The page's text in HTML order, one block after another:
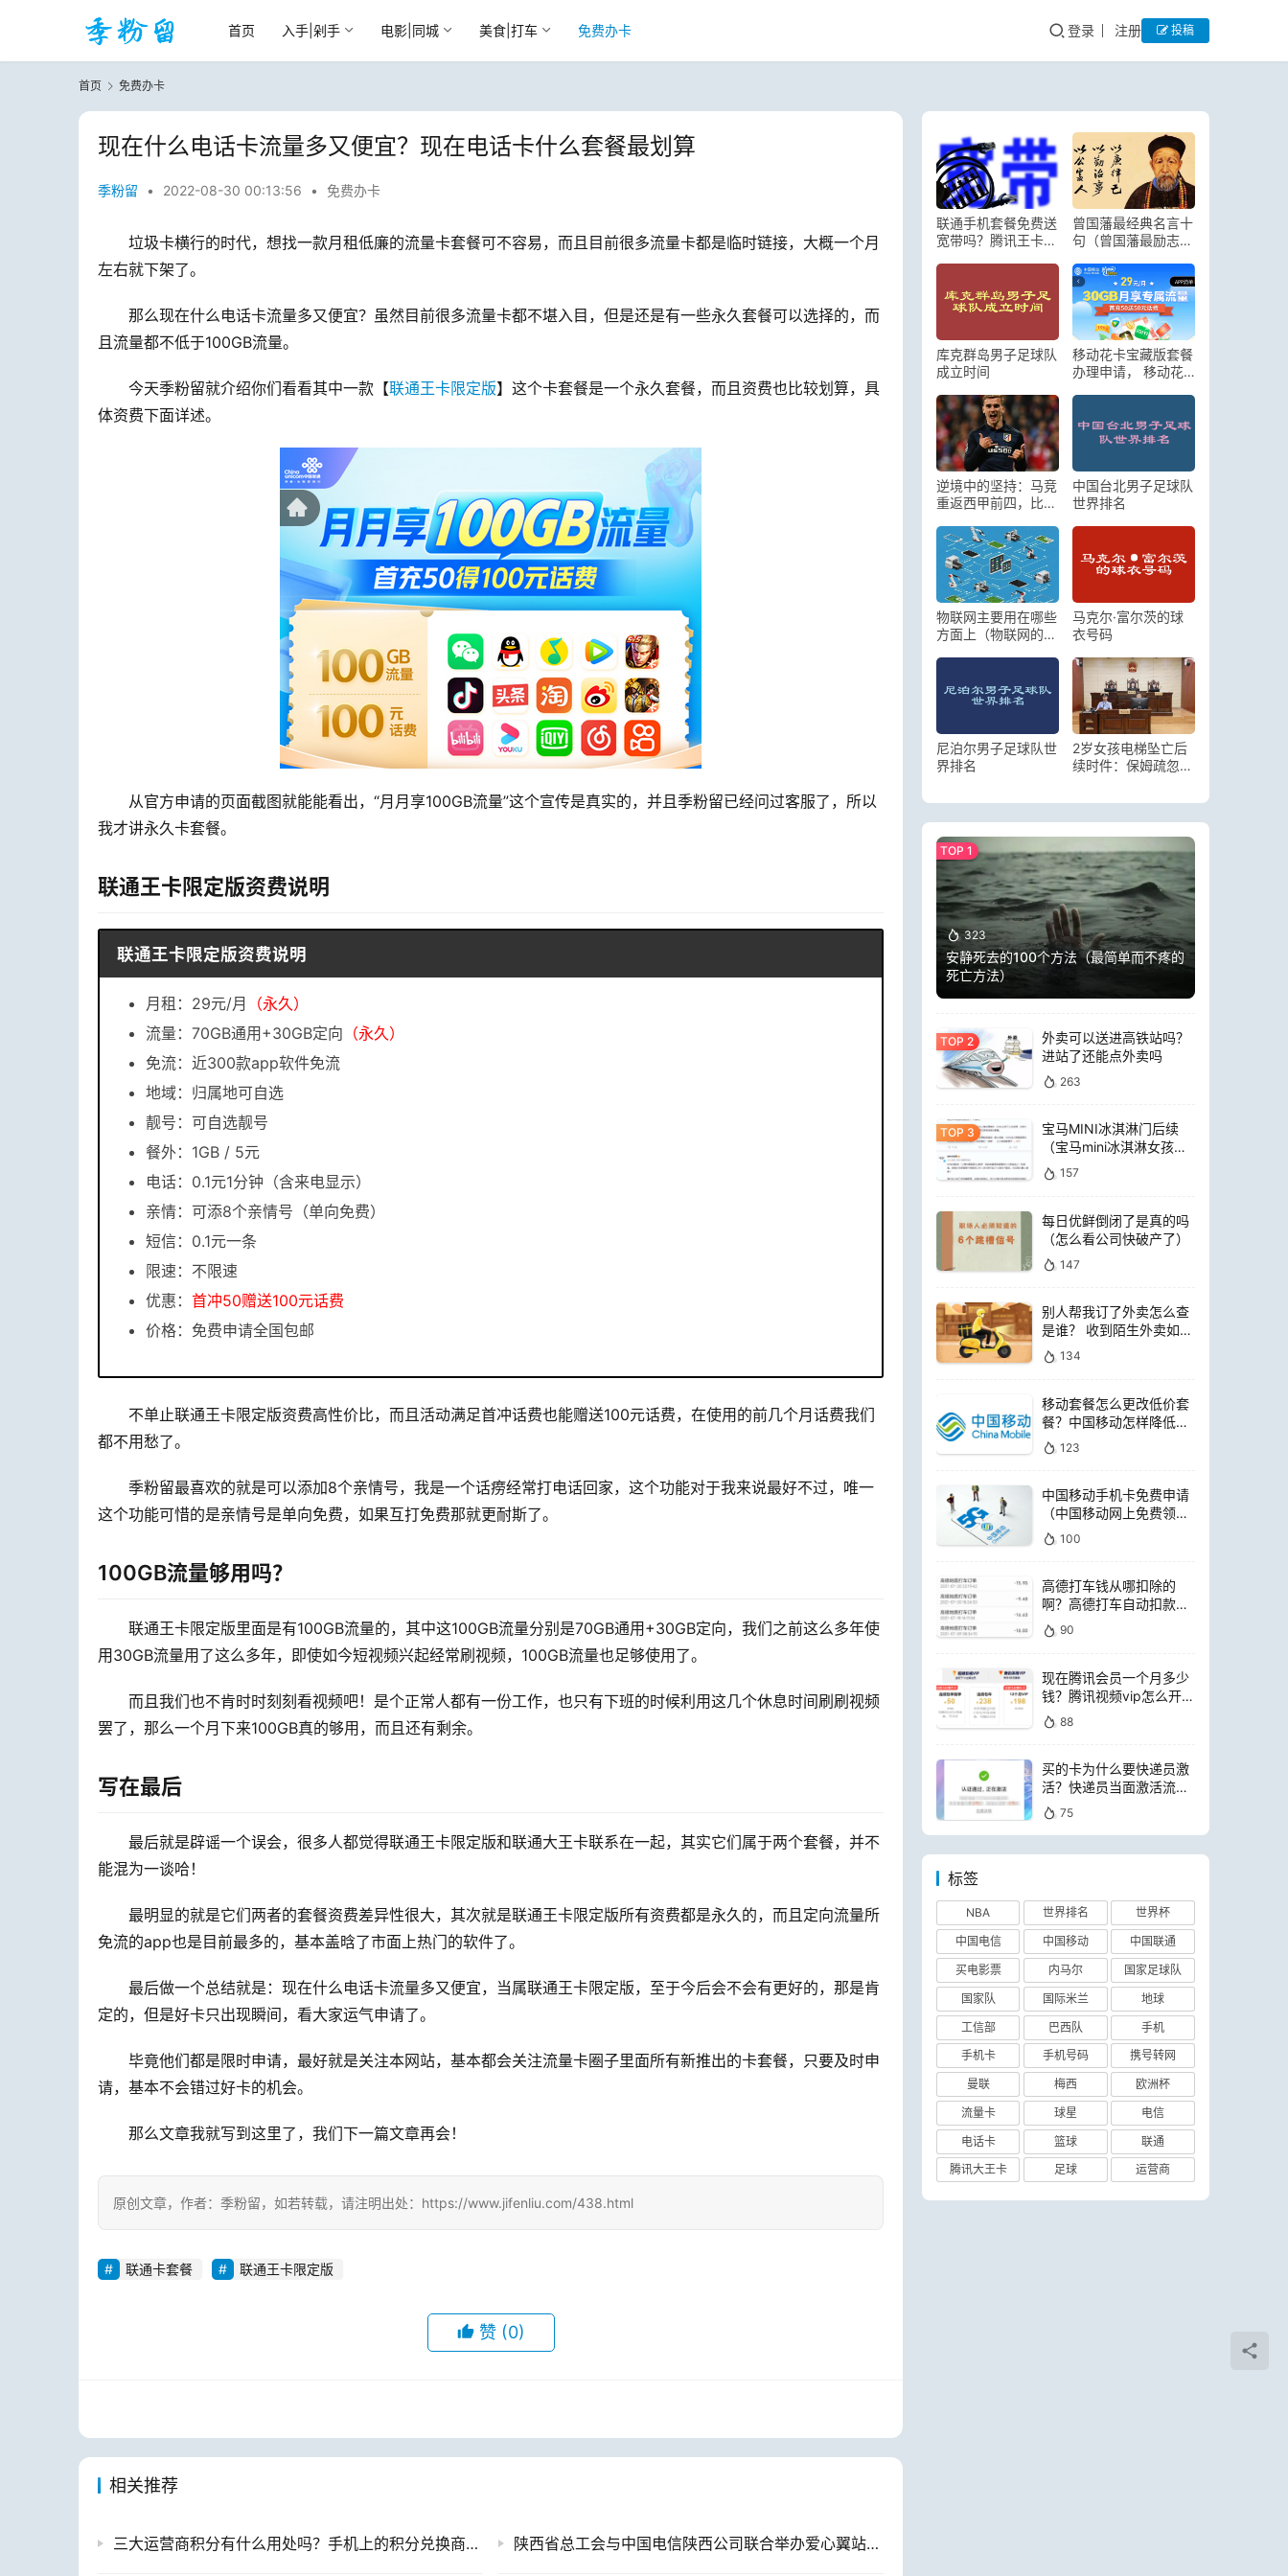
首页 入手|剁手 电影|同城 美食|打车 免费办卡 登录 注册 投稿
首页 免费办卡
现在什么电话卡流量多又便宜？现在电话卡什么套餐最划算
季粉留 • 2022-08-30 00:13:56 • 免费办卡
垃圾卡横行的时代，想找一款月租低廉的流量卡套餐可不容易，而且目前很多流量卡都是临时链接，大概一个月
左右就下架了。
那么现在什么电话卡流量多又便宜？虽然目前很多流量卡都不堪入目，但是还是有一些永久套餐可以选择的，而
且流量都不低于100GB流量。
今天季粉留就介绍你们看看其中一款【联通王卡限定版】这个卡套餐是一个永久套餐，而且资费也比较划算，具
体资费下面详述。
从官方申请的页面截图就能能看出，“月月享100GB流量”这个宣传是真实的，并且季粉留已经问过客服了，所以
我才讲永久卡套餐。
联通王卡限定版资费说明
联通王卡限定版资费说明
月租：29元/月 （永久）
流量：70GB通用+30GB定向 （永久）
免流：近300款app软件免流
地域：归属地可自选
靓号：可自选靓号
餐外：1GB / 5元
电话：0.1元1分钟（含来电显示）
亲情：可添8个亲情号（单向免费）
短信：0.1元一条
限速：不限速
优惠： 首冲50赠送100元话费
价格：免费申请全国包邮
不单止联通王卡限定版资费高性价比，而且活动满足首冲话费也能赠送100元话费，在使用的前几个月话费我们
都不用愁了。
季粉留最喜欢的就是可以添加8个亲情号，我是一个话痨经常打电话回家，这个功能对于我来说最好不过，唯一
这个功能可惜的是亲情号是单向免费，如果互打免费那就更耐斯了。
100GB流量够用吗？
联通王卡限定版里面是有100GB流量的，其中这100GB流量分别是70GB通用+30GB定向，我们之前这么多年使
用30GB流量用了这么多年，即使如今短视频兴起经常刷视频，100GB流量也足够使用了。
而且我们也不肯时时刻刻看视频吧！是个正常人都有一份工作，也只有下班的时候利用这几个休息时间刷刷视频
罢了，那么一个月下来100GB真的够用，而且还有剩余。
写在最后
最后就是辟谣一个误会，很多人都觉得联通王卡限定版和联通大王卡联系在一起，其实它们属于两个套餐，并不
能混为一谈哈！
最明显的就是它们两者的套餐资费差异性很大，其次就是联通王卡限定版所有资费都是永久的，而且定向流量所
免流的app也是目前最多的，基本盖晗了市面上热门的软件了。
最后做一个总结就是：现在什么电话卡流量多又便宜，当属联通王卡限定版，至于今后会不会有更好的，那是肯
定的，但是好卡只出现瞬间，看大家运气申请了。
毕竟他们都是限时申请，最好就是关注本网站，基本都会关注流量卡圈子里面所有新推出的卡套餐，只要及时申
请，基本不会错过好卡的机会。
那么文章我就写到这里了，我们下一篇文章再会！
原创文章，作者：季粉留，如若转载，请注明出处：https://www.jifenliu.com/438.html
联通卡套餐 联通王卡限定版
赞 (0)
相关推荐
三大运营商积分有什么用处吗？手机上的积分兑换商品是真的吗 陕西省总工会与中国电信陕西公司联合举办爱心翼站全省点亮仪式
联通手机套餐免费送
宽带吗？腾讯王卡天
曾国藩最经典名言十
句（曾国藩最励志的
库克群岛男子足球队
成立时间
移动花卡宝藏版套餐
办理申请， 移动花
逆境中的坚持：马竞
重返西甲前四，比利
中国台北男子足球队
世界排名
物联网主要用在哪些
方面上（物联网的具
马克尔·富尔茨的球
衣号码
尼泊尔男子足球队世
界排名
2岁女孩电梯坠亡后
续时件：保姆疏忽导
323
安静死去的100个方法（最简单而不疼的
死亡方法）
外卖可以送进高铁站吗？
进站了还能点外卖吗
263
宝马MINI冰淇淋门后续
（宝马mini冰淇淋女孩员
工）157
每日优鲜倒闭了是真的吗
（怎么看公司快破产了）
147
别人帮我订了外卖怎么查
是谁？ 收到陌生外卖如何
查询是谁点的
134
移动套餐怎么更改低价套
餐？中国移动怎样降低套
餐费用
123
中国移动手机卡免费申请
（中国移动网上免费领电
话卡）
100
高德打车钱从哪扣除的
啊？高德打车自动扣款是
扣哪里的钱
90
现在腾讯会员一个月多少
钱？腾讯视频vip怎么开通
便宜88
买的卡为什么要快递员激
活？快递员当面激活流量
卡可靠吗
75
标签
NBA 世界排名
世界杯
中国电信
中国移动
中国联通
买电影票
内马尔
国家足球队
国家队
国际米兰
地球
工信部
巴西队
手机
手机卡
手机号码
携号转网
曼联
梅西
欧洲杯
流量卡
球星
电信
电话卡
篮球
联通
腾讯大王卡
足球 运营商